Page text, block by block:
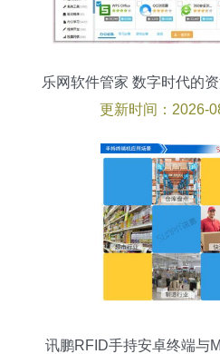
乐网软件管家 数字时代的
体验
更新时间：2026-
讯鹏RFID手持安卓终端与